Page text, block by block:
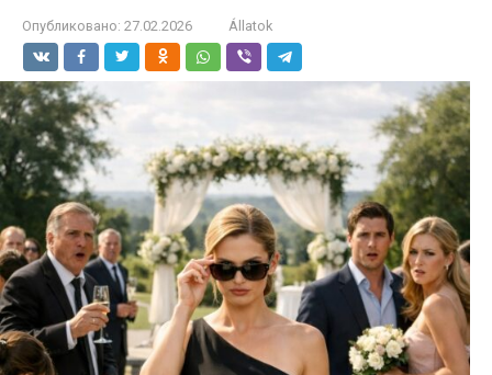
Опубликовано: 27.02.2026 Állatok